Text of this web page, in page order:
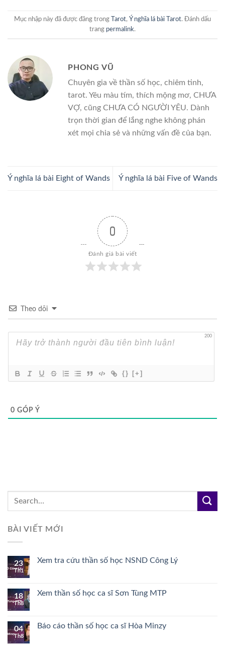
Mục nhập này đã được đăng trong Tarot, Ý nghĩa lá bài Tarot. Đánh dấu
trang permalink.
PHONG VŨ
Chuyên gia về thần số học, chiêm tinh,
tarot. Yêu màu tím, thích mộng mơ, CHƯA
VỢ, cũng CHƯA CÓ NGƯỜI YÊU. Dành
trọn thời gian để lắng nghe không phán
xét mọi chia sẻ và những vấn đề của bạn.
Ý nghĩa lá bài Eight of Wands Ý nghĩa lá bài Five of Wands
0
Đánh giá bài viết
Theo dõi
200
{} [+]
0 GÓP Ý
BÀI VIẾT MỚI
23
Th1
Xem tra cứu thần số học NSND Công Lý
18
Th8
Xem thần số học ca sĩ Sơn Tùng MTP
04
Th8
Báo cáo thần số học ca sĩ Hòa Minzy